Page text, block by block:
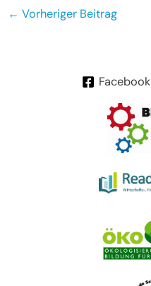
Beitragsnavigation
← Vorheriger Beitrag
Facebook